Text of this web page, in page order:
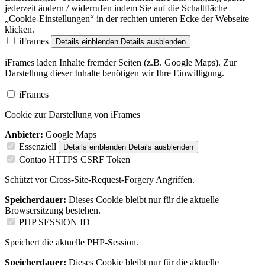
jederzeit ändern / widerrufen indem Sie auf die Schaltfläche
„Cookie-Einstellungen“ in der rechten unteren Ecke der Webseite
klicken.
iFrames
Details einblenden Details ausblenden
iFrames laden Inhalte fremder Seiten (z.B. Google Maps). Zur
Darstellung dieser Inhalte benötigen wir Ihre Einwilligung.
iFrames
Cookie zur Darstellung von iFrames
Anbieter: Google Maps
Essenziell
Details einblenden Details ausblenden
Contao HTTPS CSRF Token
Schützt vor Cross-Site-Request-Forgery Angriffen.
Speicherdauer: Dieses Cookie bleibt nur für die aktuelle
Browsersitzung bestehen.
PHP SESSION ID
Speichert die aktuelle PHP-Session.
Speicherdauer: Dieses Cookie bleibt nur für die aktuelle